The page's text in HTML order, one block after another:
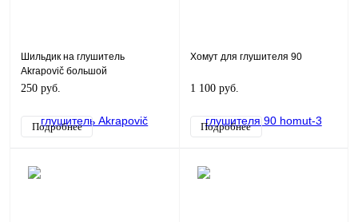
Шильдик на глушитель
Akrapovič большой
250 руб.
Подробнее
Хомут для глушителя 90
1 100 руб.
Подробнее